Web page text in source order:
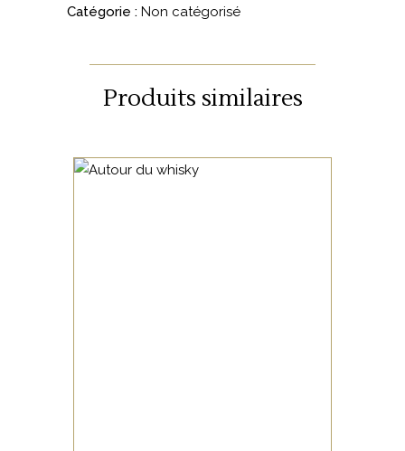
Catégorie : Non catégorisé
Produits similaires